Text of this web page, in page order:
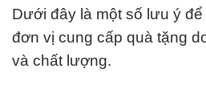
Dưới đây là một số lưu ý
đơn vị cung cấp quà tặng
và chất lượng.